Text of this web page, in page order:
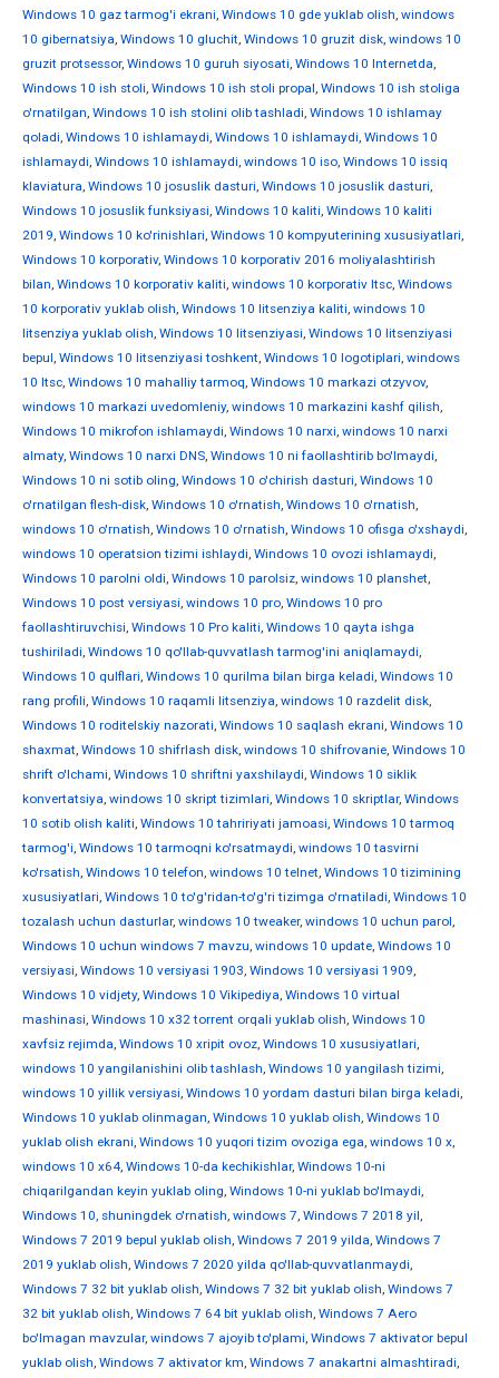
Windows 10 gaz tarmog'i ekrani, Windows 10 gde yuklab olish, windows
10 gibernatsiya, Windows 10 gluchit, Windows 10 gruzit disk, windows 10
gruzit protsessor, Windows 10 guruh siyosati, Windows 10 Internetda,
Windows 10 ish stoli, Windows 10 ish stoli propal, Windows 10 ish stoliga
o'rnatilgan, Windows 10 ish stolini olib tashladi, Windows 10 ishlamay
qoladi, Windows 10 ishlamaydi, Windows 10 ishlamaydi, Windows 10
ishlamaydi, Windows 10 ishlamaydi, windows 10 iso, Windows 10 issiq
klaviatura, Windows 10 josuslik dasturi, Windows 10 josuslik dasturi,
Windows 10 josuslik funksiyasi, Windows 10 kaliti, Windows 10 kaliti
2019, Windows 10 ko'rinishlari, Windows 10 kompyuterining xususiyatlari,
Windows 10 korporativ, Windows 10 korporativ 2016 moliyalashtirish
bilan, Windows 10 korporativ kaliti, windows 10 korporativ ltsc, Windows
10 korporativ yuklab olish, Windows 10 litsenziya kaliti, windows 10
litsenziya yuklab olish, Windows 10 litsenziyasi, Windows 10 litsenziyasi
bepul, Windows 10 litsenziyasi toshkent, Windows 10 logotiplari, windows
10 ltsc, Windows 10 mahalliy tarmoq, Windows 10 markazi otzyvov,
windows 10 markazi uvedomleniy, windows 10 markazini kashf qilish,
Windows 10 mikrofon ishlamaydi, Windows 10 narxi, windows 10 narxi
almaty, Windows 10 narxi DNS, Windows 10 ni faollashtirib bo'lmaydi,
Windows 10 ni sotib oling, Windows 10 o'chirish dasturi, Windows 10
o'rnatilgan flesh-disk, Windows 10 o'rnatish, Windows 10 o'rnatish,
windows 10 o'rnatish, Windows 10 o'rnatish, Windows 10 ofisga o'xshaydi,
windows 10 operatsion tizimi ishlaydi, Windows 10 ovozi ishlamaydi,
Windows 10 parolni oldi, Windows 10 parolsiz, windows 10 planshet,
Windows 10 post versiyasi, windows 10 pro, Windows 10 pro
faollashtiruvchisi, Windows 10 Pro kaliti, Windows 10 qayta ishga
tushiriladi, Windows 10 qo'llab-quvvatlash tarmog'ini aniqlamaydi,
Windows 10 qulflari, Windows 10 qurilma bilan birga keladi, Windows 10
rang profili, Windows 10 raqamli litsenziya, windows 10 razdelit disk,
Windows 10 roditelskiy nazorati, Windows 10 saqlash ekrani, Windows 10
shaxmat, Windows 10 shifrlash disk, windows 10 shifrovanie, Windows 10
shrift o'lchami, Windows 10 shriftni yaxshilaydi, Windows 10 siklik
konvertatsiya, windows 10 skript tizimlari, Windows 10 skriptlar, Windows
10 sotib olish kaliti, Windows 10 tahririyati jamoasi, Windows 10 tarmoq
tarmog'i, Windows 10 tarmoqni ko'rsatmaydi, windows 10 tasvirni
ko'rsatish, Windows 10 telefon, windows 10 telnet, Windows 10 tizimining
xususiyatlari, Windows 10 to'g'ridan-to'g'ri tizimga o'rnatiladi, Windows 10
tozalash uchun dasturlar, windows 10 tweaker, windows 10 uchun parol,
Windows 10 uchun windows 7 mavzu, windows 10 update, Windows 10
versiyasi, Windows 10 versiyasi 1903, Windows 10 versiyasi 1909,
Windows 10 vidjety, Windows 10 Vikipediya, Windows 10 virtual
mashinasi, Windows 10 x32 torrent orqali yuklab olish, Windows 10
xavfsiz rejimda, Windows 10 xripit ovoz, Windows 10 xususiyatlari,
windows 10 yangilanishini olib tashlash, Windows 10 yangilash tizimi,
windows 10 yillik versiyasi, Windows 10 yordam dasturi bilan birga keladi,
Windows 10 yuklab olinmagan, Windows 10 yuklab olish, Windows 10
yuklab olish ekrani, Windows 10 yuqori tizim ovoziga ega, windows 10 х,
windows 10 х64, Windows 10-da kechikishlar, Windows 10-ni
chiqarilgandan keyin yuklab oling, Windows 10-ni yuklab bo'lmaydi,
Windows 10, shuningdek o'rnatish, windows 7, Windows 7 2018 yil,
Windows 7 2019 bepul yuklab olish, Windows 7 2019 yilda, Windows 7
2019 yuklab olish, Windows 7 2020 yilda qo'llab-quvvatlanmaydi,
Windows 7 32 bit yuklab olish, Windows 7 32 bit yuklab olish, Windows 7
32 bit yuklab olish, Windows 7 64 bit yuklab olish, Windows 7 Aero
bo'lmagan mavzular, windows 7 ajoyib to'plami, Windows 7 aktivator bepul
yuklab olish, Windows 7 aktivator km, Windows 7 anakartni almashtiradi,